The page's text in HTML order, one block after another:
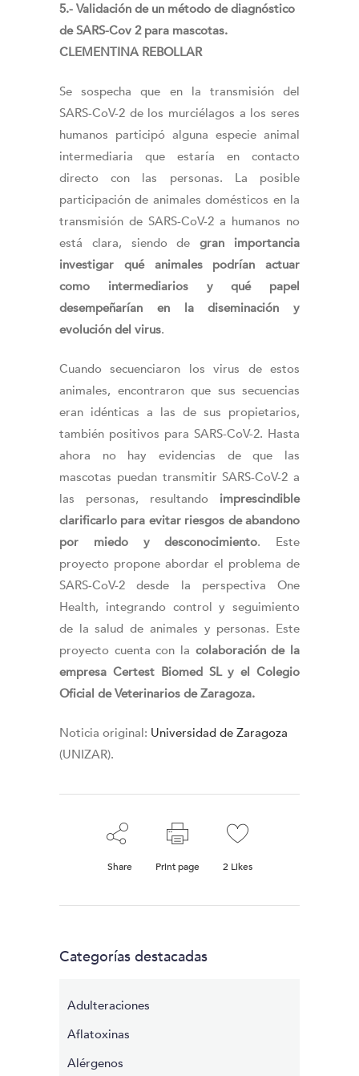
5.- Validación de un método de diagnóstico
de SARS-Cov 2 para mascotas.
CLEMENTINA REBOLLAR
Se sospecha que en la transmisión del
SARS-CoV-2 de los murciélagos a los seres
humanos participó alguna especie animal
intermediaria que estaría en contacto
directo con las personas. La posible
participación de animales domésticos en la
transmisión de SARS-CoV-2 a humanos no
está clara, siendo degran importancia
investigar qué animales podrían actuar
como intermediarios y qué papel
desempeñarían en la diseminación y
evolución del virus.
Cuando secuenciaron los virus de estos
animales, encontraron que sus secuencias
eran idénticas a las de sus propietarios,
también positivos para SARS-CoV-2. Hasta
ahora no hay evidencias de que las
mascotas puedan transmitir SARS-CoV-2 a
las personas, resultando imprescindible
clarificarlo para evitar riesgos de abandono
por miedo y desconocimiento. Este
proyecto propone abordar el problema de
SARS-CoV-2 desde la perspectiva One
Health, integrando control y seguimiento
de la salud de animales y personas. Este
proyecto cuenta con la colaboración de la
empresa Certest Biomed SL y el Colegio
Oficial de Veterinarios de Zaragoza.
Noticia original: Universidad de Zaragoza
(UNIZAR).
Share Print page 2 Likes
Categorías destacadas
Adulteraciones
Aflatoxinas
Alérgenos